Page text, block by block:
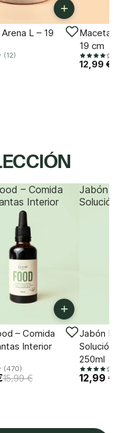
+
L – 19
(12)
Maceta
19 cm
12,99 €
– Comida
Interior
+
– Comida
Interior
(470)
15,99 €
Jabón
-18%
Jabón
Solución
250ml
12,99 €